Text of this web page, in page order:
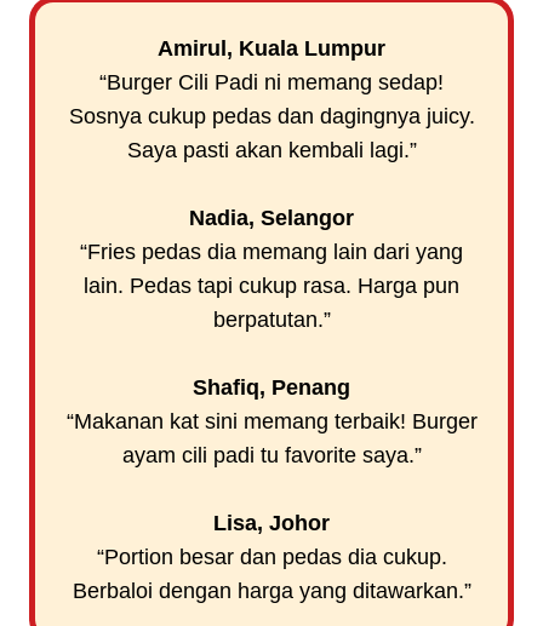
Amirul, Kuala Lumpur
“Burger Cili Padi ni memang sedap!
Sosnya cukup pedas dan dagingnya juicy.
Saya pasti akan kembali lagi.”
Nadia, Selangor
“Fries pedas dia memang lain dari yang
lain. Pedas tapi cukup rasa. Harga pun
berpatutan.”
Shafiq, Penang
“Makanan kat sini memang terbaik! Burger
ayam cili padi tu favorite saya.”
Lisa, Johor
“Portion besar dan pedas dia cukup.
Berbaloi dengan harga yang ditawarkan.”